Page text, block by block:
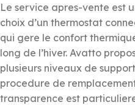
Le service apres-vente est
choix d’un thermostat
qui gere le confort
long de l’hiver. Avatto
plusieurs niveaux de
procedure de
transparence est